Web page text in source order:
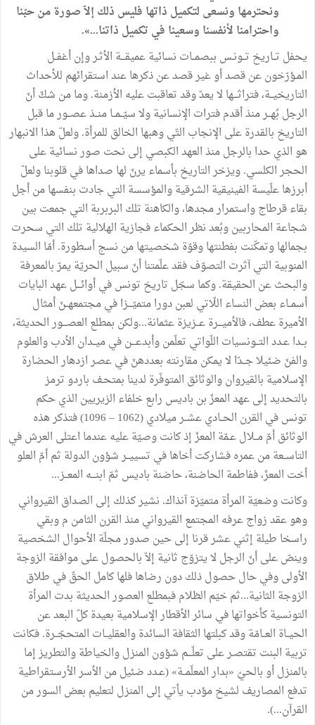
ونحترمها ونسعى لتكميل ذاتها فليس ذلك إلاّ صورة من حبّنا
واحترامنا لأنفسنا وسعينا في تكميل ذاتنا...».
يحفل تــاريخ تــونـس ببصمــات نسائية عميقـــة الأثـر وإن أغفــل
المـؤرّخون عن قصد أو غير قصد عن ذكرها عند استقرائهم للأحداث
التاريخيــة، فتراثـــها لا يعدّ وقد تعاقبت عليه الأزمنة. وما من شكّ أنّ
الرجل بُهــر منذ أقدم فترات الإنسانية ولا سيّــمــا منــذ عصــور ما قبل
التاريخ بالقدرة على الإنجاب التّي وهبها الخالق للمرأة. ولعلّ هذا الانبهار
هو الذي حدا بالرجل منذ العهد الكبصي إلى نحت صور نسائية على
الحجر الكلسي. ويزخر التاريخ بأسماء يرنّ لها صداها في قلوبنا ولعلّ
أبرزها علّيسة الفينيقية الشرقية والمؤسسة التي جادت بنفسها من أجل
بقاء قرطاج واستمرار مجدها، والكاهنة تلك البربربة التي جمعت بين
شجاعة المحاربين وبُعد نظر الحكماء فجازية الهلالية تلك التي سحرت
بجمالها وتمكّنت بفطنتها وقوّة شخصيتها من نسج أسطورة. أمّا السيدة
المنوبية التي آثرت التصوّف فقد علّمتنا أنّ سبيل الحريّة يمرّ بالمعرفة
والبحث عن الحقيقة. وكما سجّل تاريخ تونس في أوائـــل عهد البايات
أسمــاء بعض النساء اللّاتي لعبن دورا متميّـــزا في مجتمعهــنّ أمثال
الأميرة عطف، فالأميـــرة عــزيزة عثمانة...ولكن بمطلع العصـــور الحديثة،
بــدا عـدد التــونسيات اللّواتي تعلّمن وأبدعـــن في ميــدان الأدب والعلوم
والفنّ ضئيلا جــدّا لا يمكن مقارنته بعددهنّ في عصر ازدهار الحضارة
الإسلامية بالقيروان والوثائق المتوفّرة لدينا بمتحـف باردو ترمز
بالتحديد إلى عهد المعزّ بن باديس رابع خلفاء الزيريين الذي حكم
تونس في القرن الحــادي عشــر ميلادي (1062 – 1096) فتذكر هذه
الوثائق أمّ مــلال عـمّة المعزّ إذ كانت وصيّة عليه عندما اعتلى العرش في
التاســعة من عمره فشاركت أخاها في تسييــر شؤون الدولة ثم أمّ العلو
أخت المعزّ، ففاطمة الحاضنة، حاضنة باديس ثمّ ابنـــه المعــز...
وكانت وضعيّة المرأة متميّزة آنذاك. نشير كذلك إلى الصداق القيرواني
وهو عقد زواج عرفه المجتمع القيرواني منذ القرن الثامن م وبقي
راسخا طيلة إثني عشر قرنا إلى حين صدور مجلّة الأحوال الشخصية
وينصّ على أنّ الرجل لا يتزوّج ثانية إلاّ بالحصول على موافقة الزوجة
الأولى وفي حال حصول ذلك دون رضاها فلها كامل الحقّ في طلاق
الزوجة الثانية...ثم خيّم الظلام فبمطلع العصور الحديثة بدت المرأة
التونسية كأخواتها في سائر الأقطار الإسلامية بعيدة كلّ البعد عن
الحيــاة العــامّة وقد كبلتها الثقافة السائدة والعقليــات المتحجّــرة. فكانت
تربية البنت تقتصـر على تعلّـــم شؤون المنزل والخياطة والتطريز إما
بالمنزل أو بالحيّ «بدار المعلّمــة» (عـدد ضئيل من الأسر الأرستقراطية
تدفع المصاريف لشيخ مؤدب يأتي إلى المنزل لتعليم بعض السور من
القرآن...).